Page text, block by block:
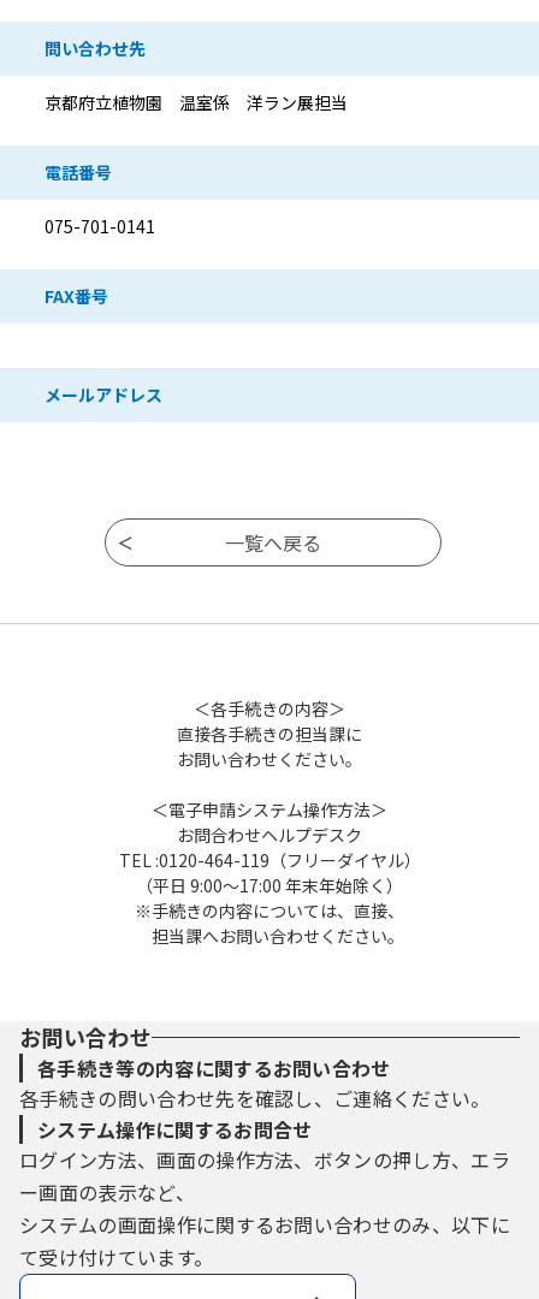
問い合わせ先
京都府立植物園 温室係 洋ラン展担当
電話番号
075-701-0141
FAX番号
メールアドレス
＜各手続きの内容＞
直接各手続きの担当課に
お問い合わせください。
＜電子申請システム操作方法＞
お問合わせヘルプデスク
TEL :0120-464-119（フリーダイヤル）
（平日 9:00～17:00 年末年始除く）
※手続きの内容については、直接、
担当課へお問い合わせください。
お問い合わせ
各手続き等の内容に関するお問い合わせ
各手続きの問い合わせ先を確認し、ご連絡ください。
システム操作に関するお問合せ
ログイン方法、画面の操作方法、ボタンの押し方、エラ
ー画面の表示など、
システムの画面操作に関するお問い合わせのみ、以下に
て受け付けています。